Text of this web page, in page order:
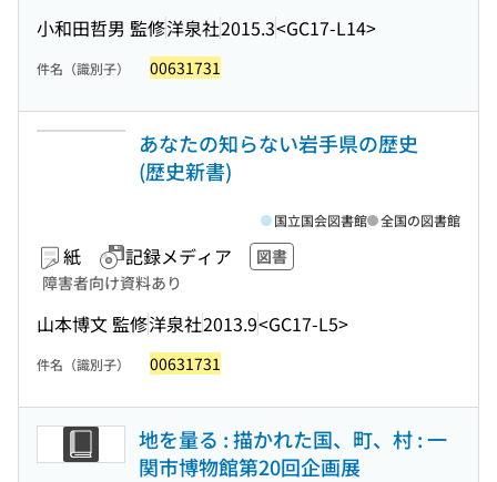
小和田哲男 監修洋泉社2015.3<GC17-L14>
件名（識別子） 00631731
あなたの知らない岩手県の歴史
(歴史新書)
紙 記録メディア
図書
障害者向け資料あり
山本博文 監修洋泉社2013.9<GC17-L5>
国立国会図書館 全国の図書館
件名（識別子） 00631731
地を量る : 描かれた国、町、村 : 一
関市博物館第20回企画展